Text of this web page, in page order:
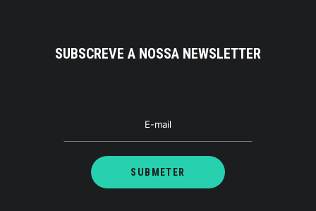
SUBSCREVE A NOSSA NEWSLETTER